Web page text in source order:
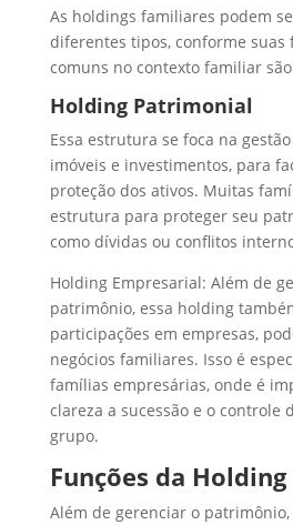
As holdings familiares podem
diferentes tipos, conforme suas
comuns no contexto familiar
Holding Patrimonial
Essa estrutura se foca na
imóveis e investimentos, para
proteção dos ativos. Muitas
estrutura para proteger seu
como dívidas ou conflitos
Holding Empresarial: Além de
patrimônio, essa holding
participações em empresas,
negócios familiares. Isso é
famílias empresárias, onde é
clareza a sucessão e o controle
grupo.
Funções da
Além de gerenciar o